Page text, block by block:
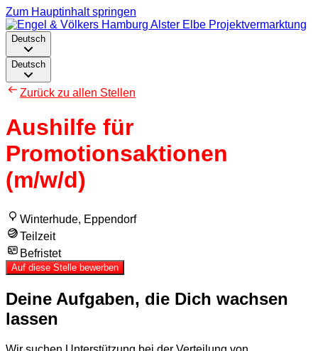
Zum Hauptinhalt springen
Deutsch
Deutsch
Zurück zu allen Stellen
Aushilfe für
Promotionsaktionen
(m/w/d)
Winterhude, Eppendorf
Teilzeit
Befristet
Auf diese Stelle bewerben
Deine Aufgaben, die Dich wachsen
lassen